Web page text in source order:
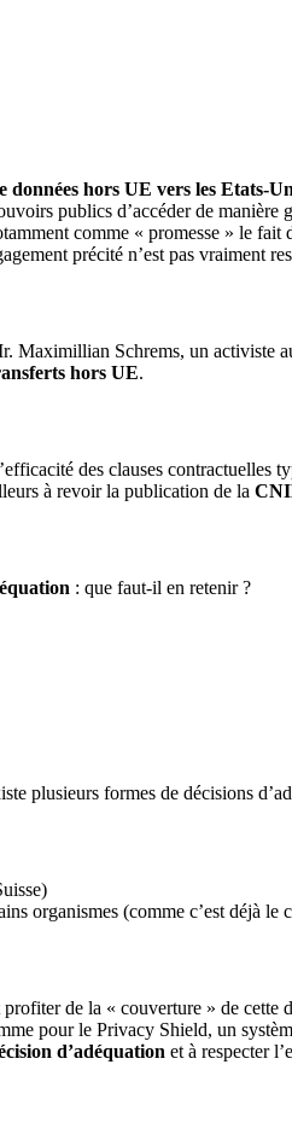
données hors UE vers les Etats-
publics d’accéder de manière
comme « promesse » le
précité n’est pas vraiment
Maximillian Schrems, un activiste
hors UE.
des clauses contractuelles
à revoir la publication de la
: que faut-il en retenir ?
plusieurs formes de décisions
organismes (comme c’est déjà le
de la « couverture » de cette
pour le Privacy Shield, un
d’adéquation et à respecter